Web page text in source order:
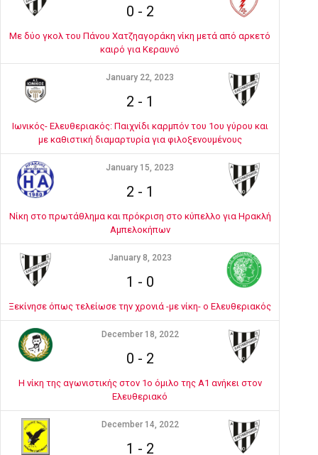
0 - 2
Με δύο γκολ του Πάνου Χατζηαγοράκη νίκη μετά από αρκετό
καιρό για Κεραυνό
January 22, 2023
2 - 1
Ιωνικός- Ελευθεριακός: Παιχνίδι καρμπόν του 1ου γύρου και
με καθιστική διαμαρτυρία για φιλοξενουμένους
January 15, 2023
2 - 1
Νίκη στο πρωτάθλημα και πρόκριση στο κύπελλο για Ηρακλή
Αμπελοκήπων
January 8, 2023
1 - 0
Ξεκίνησε όπως τελείωσε την χρονιά -με νίκη- ο Ελευθεριακός
December 18, 2022
0 - 2
Η νίκη της αγωνιστικής στον 1ο όμιλο της Α1 ανήκει στον
Ελευθεριακό
December 14, 2022
1 - 2